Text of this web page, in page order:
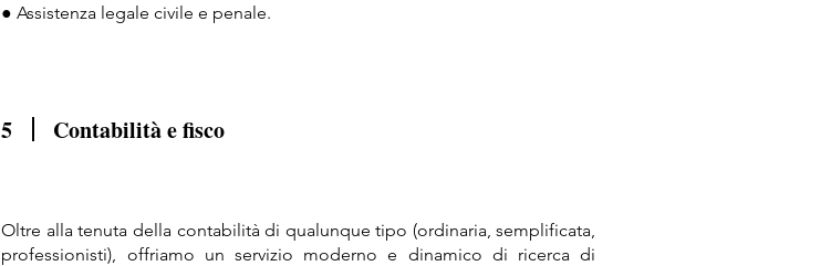
● Assistenza legale civile e penale.
5 Contabilità e fisco
Oltre alla tenuta della contabilità di qualunque tipo (ordinaria, semplificata,
professionisti), offriamo un servizio moderno e dinamico di ricerca di